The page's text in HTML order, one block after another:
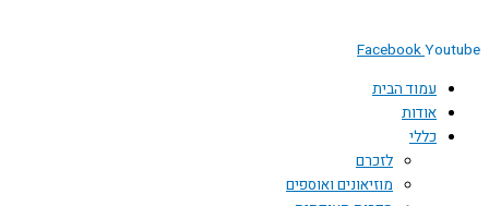
Facebook
עמוד הבית
אודות
כללי
לזכרם
מוזיאונים ואוספים